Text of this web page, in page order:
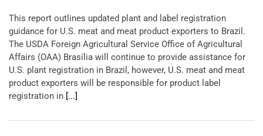
This report outlines updated plant and label registration
guidance for U.S. meat and meat product exporters to Brazil.
The USDA Foreign Agricultural Service Office of Agricultural
Affairs (OAA) Brasília will continue to provide assistance for
U.S. plant registration in Brazil, however, U.S. meat and meat
product exporters will be responsible for product label
registration in [...]